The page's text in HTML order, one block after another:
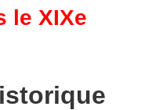
le XIXe